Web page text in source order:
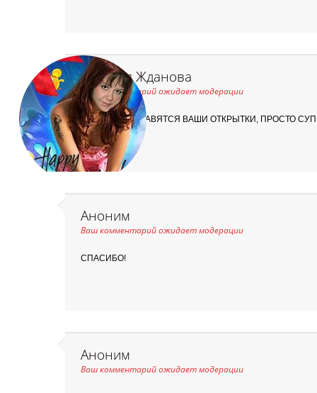
Наталья Жданова
Ваш комментарий ожидает модерации
МНЕ ОЧЕНЬ НРАВЯТСЯ ВАШИ ОТКРЫТКИ, ПРОСТО
Аноним
Ваш комментарий ожидает модерации
СПАСИБО!
Аноним
Ваш комментарий ожидает модерации